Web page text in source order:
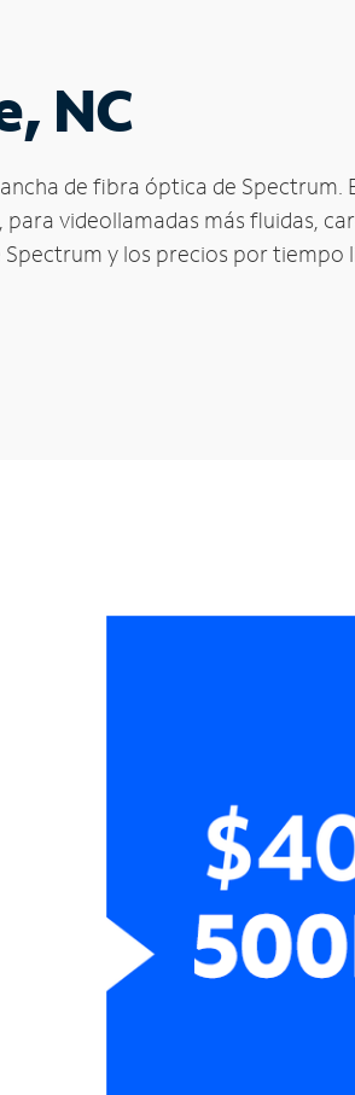
NC
de fibra óptica de Spectrum.
videollamadas más fluidas,
y los precios por tiempo